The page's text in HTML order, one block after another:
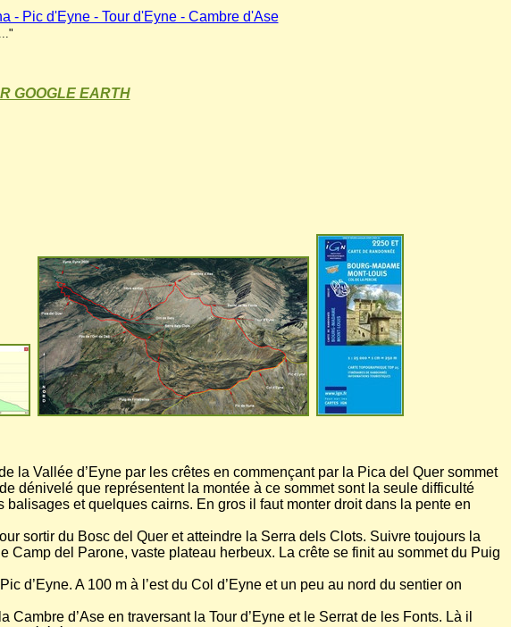
- Pic d'Eyne - Tour d'Eyne - Cambre d'Ase
GOOGLE EARTH
la Vallée d’Eyne par les crêtes en commençant par la Pica del Quer sommet
dénivelé que représentent la montée à ce sommet sont la seule difficulté
balisages et quelques cairns. En gros il faut monter droit dans la pente en
sortir du Bosc del Quer et atteindre la Serra dels Clots. Suivre toujours la
del Parone, vaste plateau herbeux. La crête se finit au sommet du Puig
d’Eyne. A 100 m à l’est du Col d’Eyne et un peu au nord du sentier on
d’Ase en traversant la Tour d’Eyne et le Serrat de les Fonts. Là il